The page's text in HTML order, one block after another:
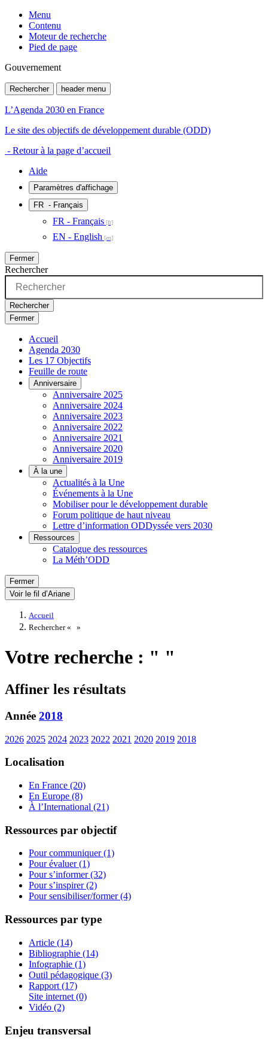
Menu
Contenu
Moteur de recherche
Pied de page
Gouvernement
Rechercher header menu
L’Agenda 2030 en France
Le site des objectifs de développement durable (ODD)
- Retour à la page d’accueil
Aide
Paramètres d'affichage
FR - Français
FR - Français
EN - English
Fermer
Rechercher
Rechercher
Fermer
Accueil
Agenda 2030
Les 17 Objectifs
Feuille de route
Anniversaire
Anniversaire 2025
Anniversaire 2024
Anniversaire 2023
Anniversaire 2022
Anniversaire 2021
Anniversaire 2020
Anniversaire 2019
À la une
Actualités à la Une
Événements à la Une
Mobiliser pour le développement durable
Forum politique de haut niveau
Lettre d’information ODDyssée vers 2030
Ressources
Catalogue des ressources
La Méth’ODD
Fermer
Voir le fil d’Ariane
Accueil
Rechercher «
»
Votre recherche : " "
Affiner les résultats
Année 2018
2026 2025 2024 2023 2022 2021 2020 2019 2018
Localisation
En France (20)
En Europe (8)
À l’International (21)
Ressources par objectif
Pour communiquer (1)
Pour évaluer (1)
Pour s’informer (32)
Pour s’inspirer (2)
Pour sensibiliser/former (4)
Ressources par type
Article (14)
Bibliographie (14)
Infographie (1)
Outil pédagogique (3)
Rapport (17)
Site internet (0)
Vidéo (2)
Enjeu transversal